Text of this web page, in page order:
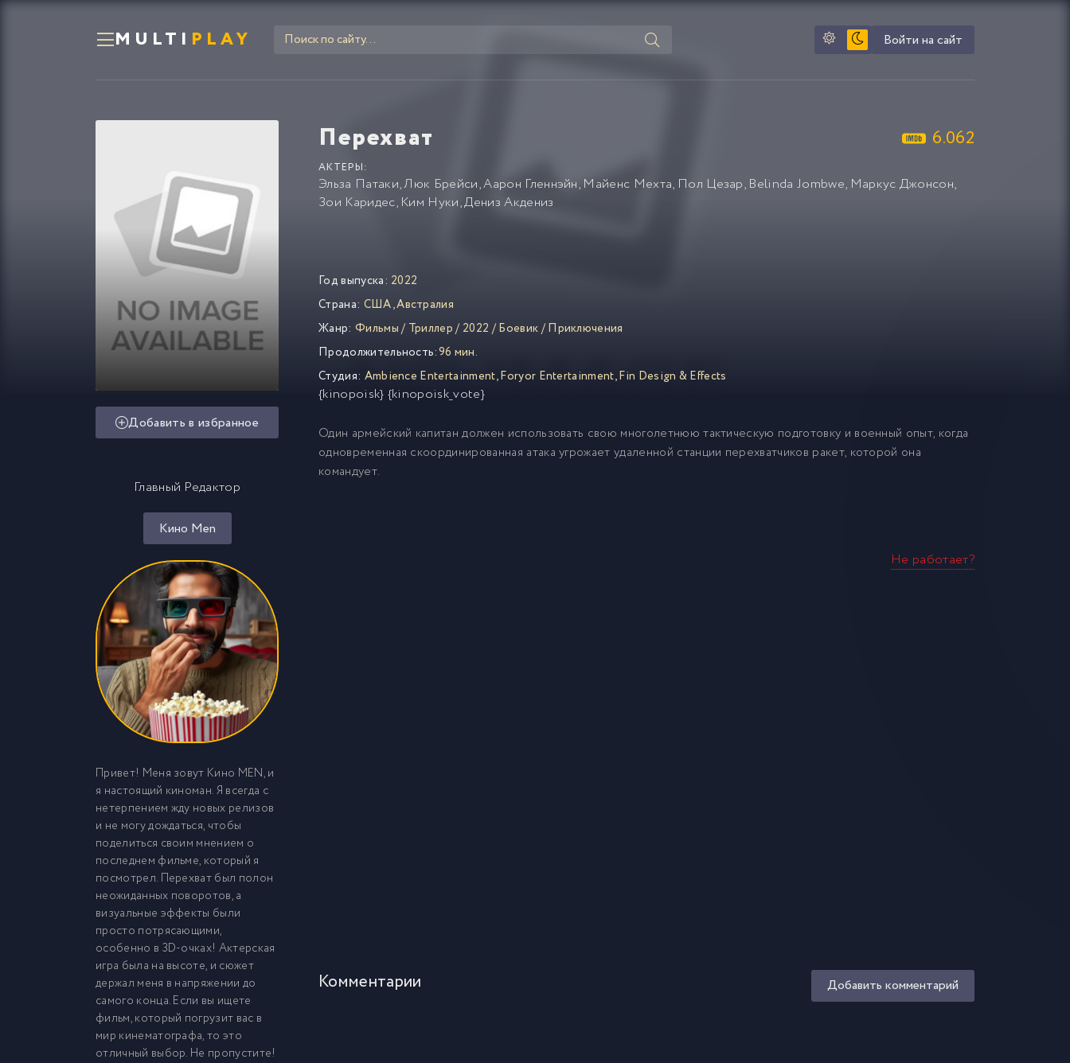
MULTI PLAY Войти на сайт
Перехват 6.062
АКТЕРЫ:
Эльза Патаки,Люк Брейси,Аарон Гленнэйн, Майенс Мехта, Пол Цезар, Belinda Jombwe, Маркус Джонсон,
Зои Каридес, Ким Нуки,Дениз Акдениз
Добавить в избранное
Главный Редактор
Кино Men
Привет! Меня зовут Кино MEN, и
я настоящий киноман. Я всегда с
нетерпением жду новых релизов
и не могу дождаться, чтобы
поделиться своим мнением о
последнем фильме, который я
посмотрел. Перехват был полон
неожиданных поворотов, а
визуальные эффекты были
просто потрясающими,
особенно в 3D-очках! Актерская
игра была на высоте, и сюжет
держал меня в напряжении до
самого конца. Если вы ищете
фильм, который погрузит вас в
мир кинематографа, то это
отличный выбор. Не пропустите!
Год выпуска: 2022
Страна: США,Австралия
Жанр: Фильмы/ Триллер/ 2022 /Боевик/Приключения
Продолжительность:96 мин.
Студия: Ambience Entertainment,Foryor Entertainment,Fin Design & Effects
{kinopoisk} {kinopoisk_vote}
Один армейский капитан должен использовать свою многолетнюю тактическую подготовку и военный опыт, когда
одновременная скоординированная атака угрожает удаленной станции перехватчиков ракет, которой она
командует.
Не работает?
Комментарии Добавить комментарий